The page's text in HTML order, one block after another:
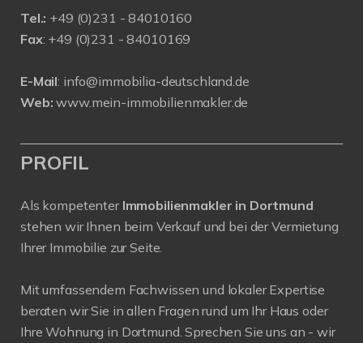
Tel.: +49 (0)231 - 84010160
Fax: +49 (0)231 - 84010169
E-Mail: info@immobilia-deutschland.de
Web: www.mein-immobilienmakler.de
PROFIL
Als kompetenter Immobilienmakler in Dortmund
stehen wir Ihnen beim Verkauf und bei der Vermietung
Ihrer Immobilie zur Seite.
Mit umfassendem Fachwissen und lokaler Expertise
beraten wir Sie in allen Fragen rund um Ihr Haus oder
Ihre Wohnung in Dortmund. Sprechen Sie uns an - wir